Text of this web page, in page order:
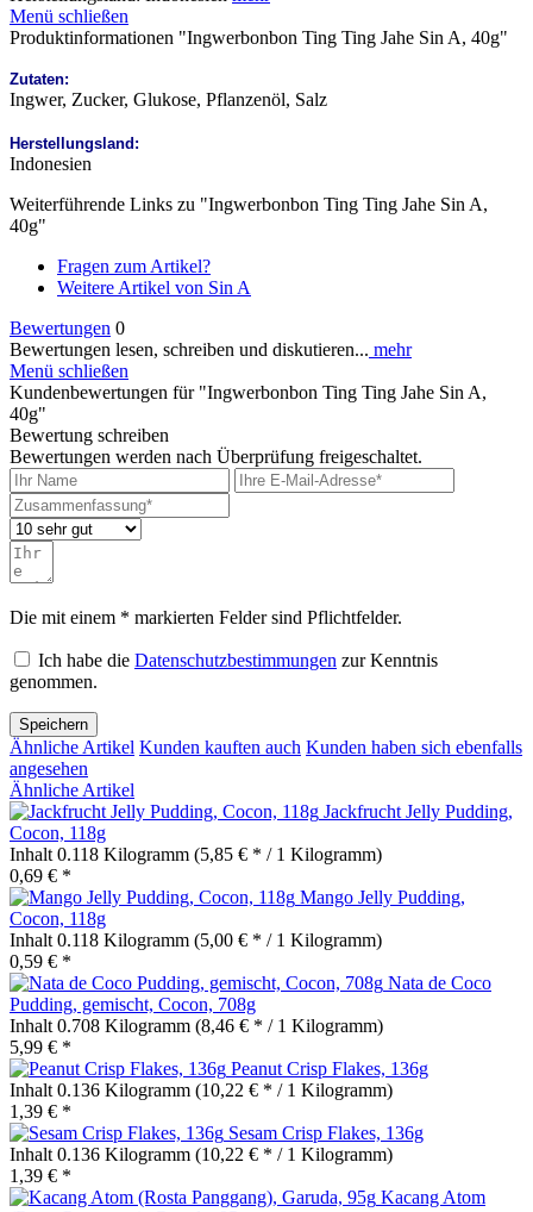
Menü schließen
Produktinformationen "Ingwerbonbon Ting Ting Jahe Sin A, 40g"
Zutaten:
Ingwer, Zucker, Glukose, Pflanzenöl, Salz
Herstellungsland:
Indonesien
Weiterführende Links zu "Ingwerbonbon Ting Ting Jahe Sin A,
40g"
Fragen zum Artikel?
Weitere Artikel von Sin A
Bewertungen 0
Bewertungen lesen, schreiben und diskutieren... mehr
Menü schließen
Kundenbewertungen für "Ingwerbonbon Ting Ting Jahe Sin A,
40g"
Bewertung schreiben
Bewertungen werden nach Überprüfung freigeschaltet.
Die mit einem * markierten Felder sind Pflichtfelder.
Ich habe die Datenschutzbestimmungen zur Kenntnis
genommen.
Speichern
Ähnliche Artikel Kunden kauften auch Kunden haben sich ebenfalls
angesehen
Ähnliche Artikel
Jackfrucht Jelly Pudding,
Cocon, 118g
Inhalt 0.118 Kilogramm (5,85 € * / 1 Kilogramm)
0,69 € *
Mango Jelly Pudding,
Cocon, 118g
Inhalt 0.118 Kilogramm (5,00 € * / 1 Kilogramm)
0,59 € *
Nata de Coco
Pudding, gemischt, Cocon, 708g
Inhalt 0.708 Kilogramm (8,46 € * / 1 Kilogramm)
5,99 € *
Peanut Crisp Flakes, 136g
Inhalt 0.136 Kilogramm (10,22 € * / 1 Kilogramm)
1,39 € *
Sesam Crisp Flakes, 136g
Inhalt 0.136 Kilogramm (10,22 € * / 1 Kilogramm)
1,39 € *
Kacang Atom